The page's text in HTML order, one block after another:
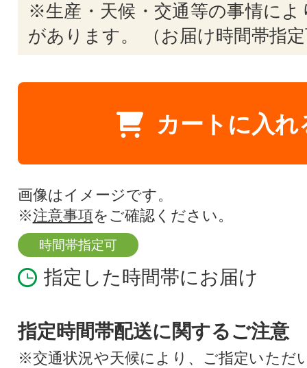
※生産・天候・交通等の事情によ
があります。 （お届け時間帯指
カートに入れ
画像はイメージです。
※注意事項をご確認ください。
時間帯指定可
指定した時間帯にお届け
指定時間帯配送に関するご注意
※交通状況や天候により、ご指定いただ